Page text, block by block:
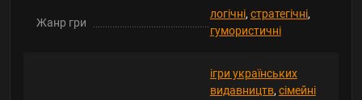
Жанр гри
логічні, стратегічні,
гумористичні
ігри українських
видавництв, сімейні